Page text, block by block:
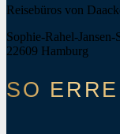
Reisebüros von
Sophie-Rahel-Jansen-
22609 Hamburg
SO